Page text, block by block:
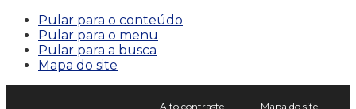
Pular para o conteúdo
Pular para o menu
Pular para a busca
Mapa do site
Alto contraste Mapa do site